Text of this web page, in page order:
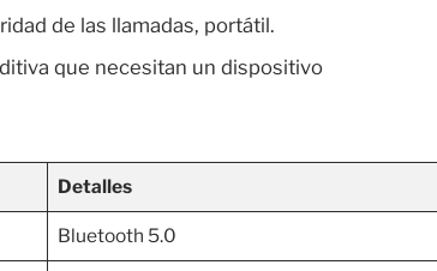
de las llamadas, portátil.
que necesitan un dispositivo
Detalles
Bluetooth 5.0